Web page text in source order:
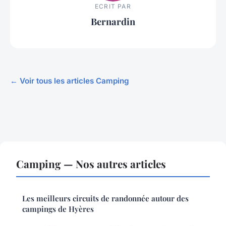
ECRIT PAR
Bernardin
← Voir tous les articles Camping
Camping — Nos autres articles
Les meilleurs circuits de randonnée autour des
campings de Hyères